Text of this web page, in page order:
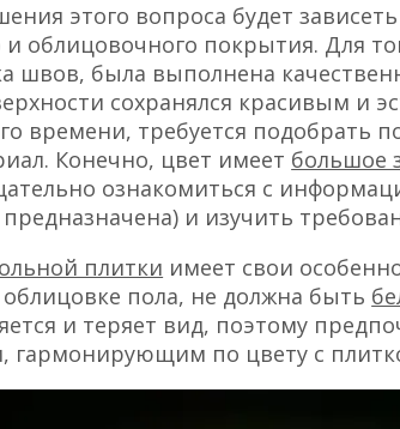
этого вопроса будет
облицовочного покрытия. Для
швов, была выполнена
сохранялся красивым и
времени, требуется подобрать
Конечно, цвет имеет большое
ознакомиться с
предназначена) и изучить
плитки имеет свои
пола, не должна быть
и теряет вид, поэтому
гармонирующим по цвету с